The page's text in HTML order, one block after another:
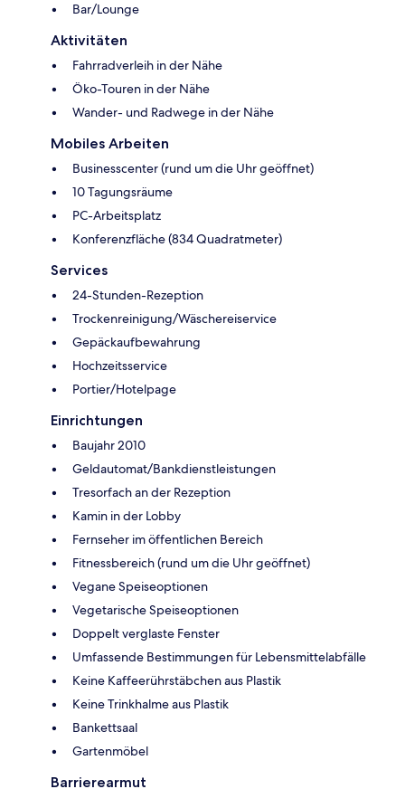
Bar/Lounge
Aktivitäten
Fahrradverleih in der Nähe
Öko-Touren in der Nähe
Wander- und Radwege in der Nähe
Mobiles Arbeiten
Businesscenter (rund um die Uhr geöffnet)
10 Tagungsräume
PC-Arbeitsplatz
Konferenzfläche (834 Quadratmeter)
Services
24-Stunden-Rezeption
Trockenreinigung/Wäschereiservice
Gepäckaufbewahrung
Hochzeitsservice
Portier/Hotelpage
Einrichtungen
Baujahr 2010
Geldautomat/Bankdienstleistungen
Tresorfach an der Rezeption
Kamin in der Lobby
Fernseher im öffentlichen Bereich
Fitnessbereich (rund um die Uhr geöffnet)
Vegane Speiseoptionen
Vegetarische Speiseoptionen
Doppelt verglaste Fenster
Umfassende Bestimmungen für Lebensmittelabfälle
Keine Kaffeerührstäbchen aus Plastik
Keine Trinkhalme aus Plastik
Bankettsaal
Gartenmöbel
Barrierearmut